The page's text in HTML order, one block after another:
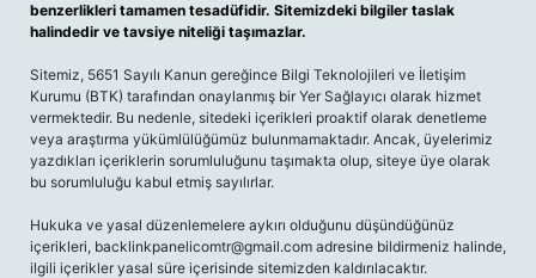
benzerlikleri tamamen tesadüfidir. Sitemizdeki bilgiler taslak
halindedir ve tavsiye niteliği taşımazlar.
Sitemiz, 5651 Sayılı Kanun gereğince Bilgi Teknolojileri ve İletişim
Kurumu (BTK) tarafından onaylanmış bir Yer Sağlayıcı olarak hizmet
vermektedir. Bu nedenle, sitedeki içerikleri proaktif olarak denetleme
veya araştırma yükümlülüğümüz bulunmamaktadır. Ancak, üyelerimiz
yazdıkları içeriklerin sorumluluğunu taşımakta olup, siteye üye olarak
bu sorumluluğu kabul etmiş sayılırlar.
Hukuka ve yasal düzenlemelere aykırı olduğunu düşündüğünüz
içerikleri, backlinkpanelicomtr@gmail.com adresine bildirmeniz halinde,
ilgili içerikler yasal süre içerisinde sitemizden kaldırılacaktır.